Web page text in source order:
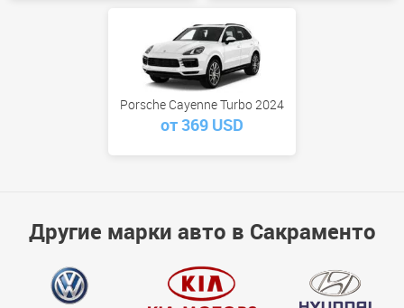
Porsche Cayenne Turbo 2024
от 369 USD
Другие марки авто в Сакраменто